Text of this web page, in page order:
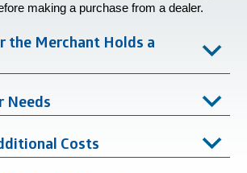
making a purchase from a dealer.
the Merchant Holds a
Needs
Costs